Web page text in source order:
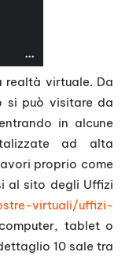
realtà virtuale. Da
si può visitare da
in alcune
ad alta
proprio come
al sito degli Uffizi
virtuali/uffizi-
tablet o
10 sale tra